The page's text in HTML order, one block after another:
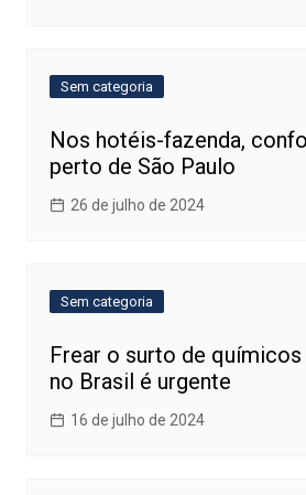
Sem categoria
Nos hotéis-fazenda,
perto de São Paulo
26 de julho de 2024
Sem categoria
Frear o surto de
no Brasil é urgente
16 de julho de 2024